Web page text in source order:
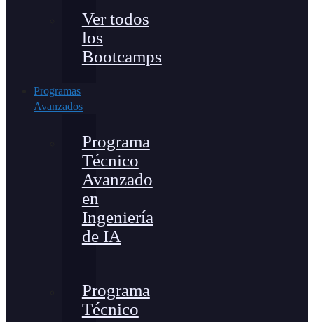
Ver todos
los
Bootcamps
Programas
Avanzados
Programa
Técnico
Avanzado
en
Ingeniería
de IA
Programa
Técnico